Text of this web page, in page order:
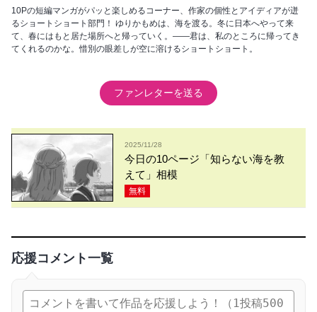
10Pの短編マンガがパッと楽しめるコーナー、作家の個性とアイディアが迸
るショートショート部門！ ゆりかもめは、海を渡る。冬に日本へやって来
て、春にはもと居た場所へと帰っていく。――君は、私のところに帰ってき
てくれるのかな。惜別の眼差しが空に溶けるショートショート。
ファンレターを送る
2025/11/28
今日の10ページ「知らない海を教
えて」相模
無料
応援コメント一覧